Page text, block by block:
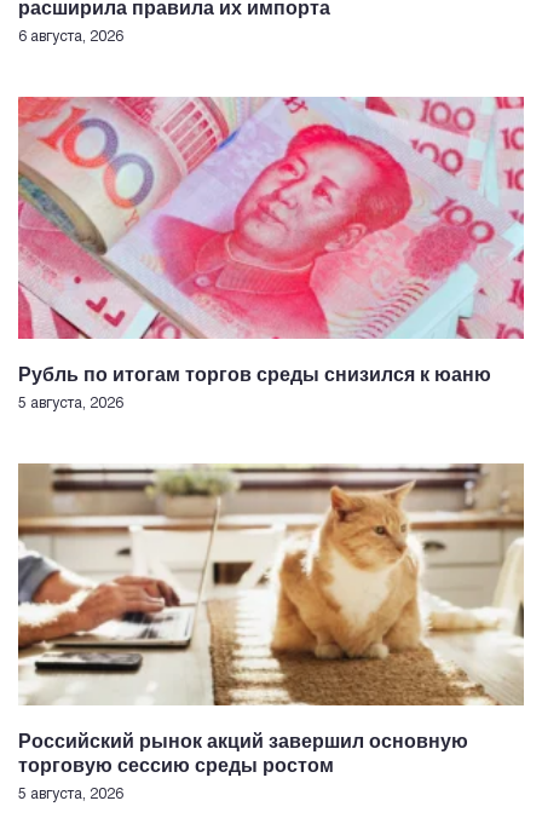
расширила правила их импорта
6 августа, 2026
Рубль по итогам торгов среды снизился к юаню
5 августа, 2026
Российский рынок акций завершил основную
торговую сессию среды ростом
5 августа, 2026